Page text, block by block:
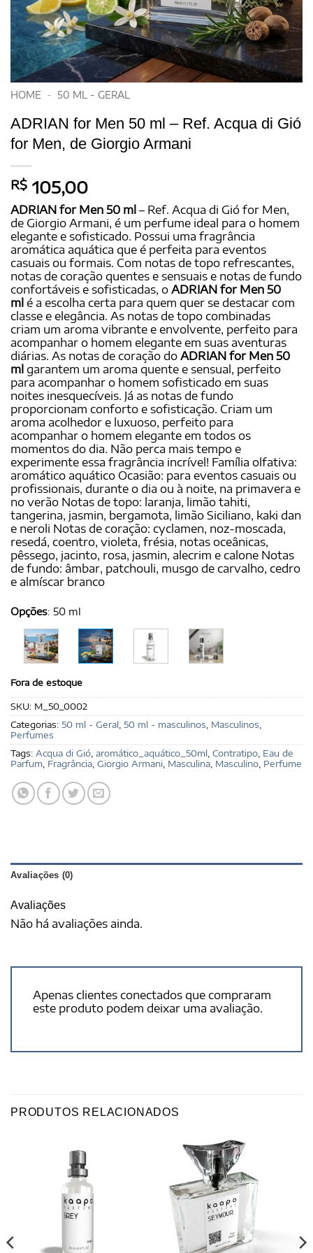
HOME - 50 ML - GERAL
ADRIAN for Men 50 ml – Ref. Acqua di Gió
for Men, de Giorgio Armani
R$ 105,00
ADRIAN for Men 50 ml – Ref. Acqua di Gió for Men,
de Giorgio Armani, é um perfume ideal para o homem
elegante e sofisticado. Possui uma fragrância
aromática aquática que é perfeita para eventos
casuais ou formais. Com notas de topo refrescantes,
notas de coração quentes e sensuais e notas de fundo
confortáveis e sofisticadas, o ADRIAN for Men 50
ml é a escolha certa para quem quer se destacar com
classe e elegância. As notas de topo combinadas
criam um aroma vibrante e envolvente, perfeito para
acompanhar o homem elegante em suas aventuras
diárias. As notas de coração do ADRIAN for Men 50
ml garantem um aroma quente e sensual, perfeito
para acompanhar o homem sofisticado em suas
noites inesquecíveis. Já as notas de fundo
proporcionam conforto e sofisticação. Criam um
aroma acolhedor e luxuoso, perfeito para
acompanhar o homem elegante em todos os
momentos do dia. Não perca mais tempo e
experimente essa fragrância incrível! Família olfativa:
aromático aquático Ocasião: para eventos casuais ou
profissionais, durante o dia ou à noite, na primavera e
no verão Notas de topo: laranja, limão tahiti,
tangerina, jasmin, bergamota, limão Siciliano, kaki dan
e neroli Notas de coração: cyclamen, noz-moscada,
resedá, coentro, violeta, frésia, notas oceânicas,
pêssego, jacinto, rosa, jasmin, alecrim e calone Notas
de fundo: âmbar, patchouli, musgo de carvalho, cedro
e almíscar branco
Opções: 50 ml
Fora de estoque
SKU: M_50_0002
Categorias: 50 ml - Geral, 50 ml - masculinos, Masculinos,
Perfumes
Tags: Acqua di Gió, aromático_aquático_50ml, Contratipo, Eau de
Parfum, Fragrância, Giorgio Armani, Masculina, Masculino, Perfume
Avaliações (0)
Avaliações
Não há avaliações ainda.
Apenas clientes conectados que compraram
este produto podem deixar uma avaliação.
PRODUTOS RELACIONADOS